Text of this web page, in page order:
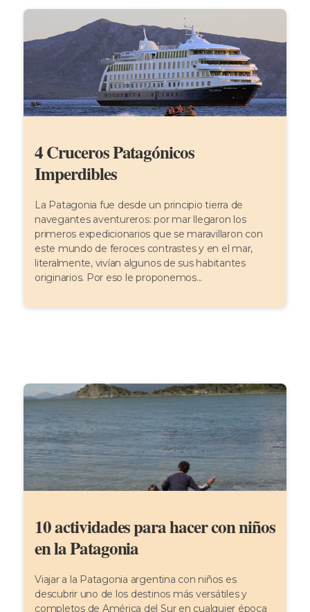
4 Cruceros Patagónicos
Imperdibles
La Patagonia fue desde un principio tierra de
navegantes aventureros: por mar llegaron los
primeros expedicionarios que se maravillaron con
este mundo de feroces contrastes y en el mar,
literalmente, vivían algunos de sus habitantes
originarios. Por eso le proponemos...
10 actividades para hacer con niños
en la Patagonia
Viajar a la Patagonia argentina con niños es
descubrir uno de los destinos más versátiles y
completos de América del Sur en cualquier época